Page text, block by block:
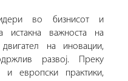
во бизнисот и
истакна важноста на
на иновации,
развој. Преку
и европски практики,